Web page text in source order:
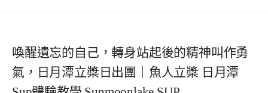
喚醒遺忘的自己，轉身站起後的精神叫作勇
氣，日月潭立槳日出團｜魚人立槳 日月潭